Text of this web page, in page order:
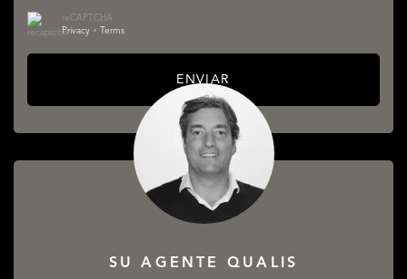
reCAPTCHA
Privacy • Terms
ENVIAR
SU AGENTE QUALIS